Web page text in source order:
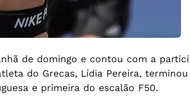
de domingo e contou com a
do Grecas, Lídia Pereira, terminou
e primeira do escalão F50.